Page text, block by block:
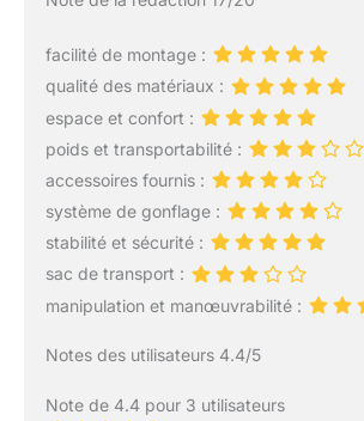
facilité de montage :
qualité des matériaux :
espace et confort :
poids et transportabilité :
accessoires fournis :
système de gonflage :
stabilité et sécurité :
sac de transport :
manipulation et manœuvrabilité :
Notes des utilisateurs 4.4/5
Note de 4.4 pour 3 utilisateurs